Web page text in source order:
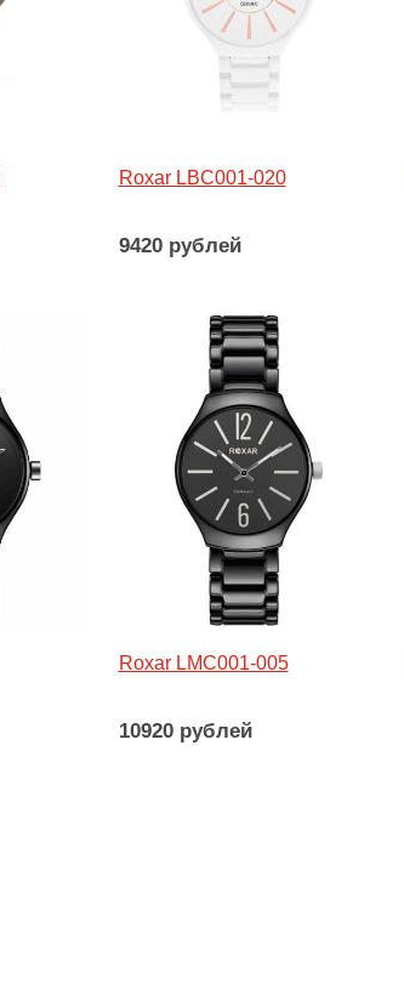
Roxar LBC001-020
9420 рублей
Roxar LMC001-005
10920 рублей